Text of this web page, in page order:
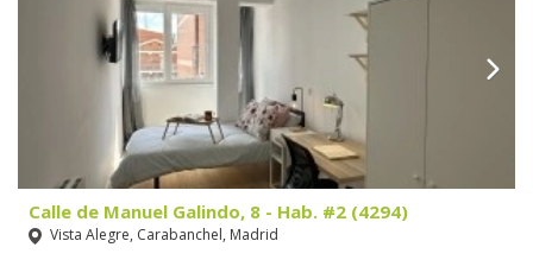
Calle de Manuel Galindo, 8 - Hab. #2 (4294)
Vista Alegre, Carabanchel, Madrid